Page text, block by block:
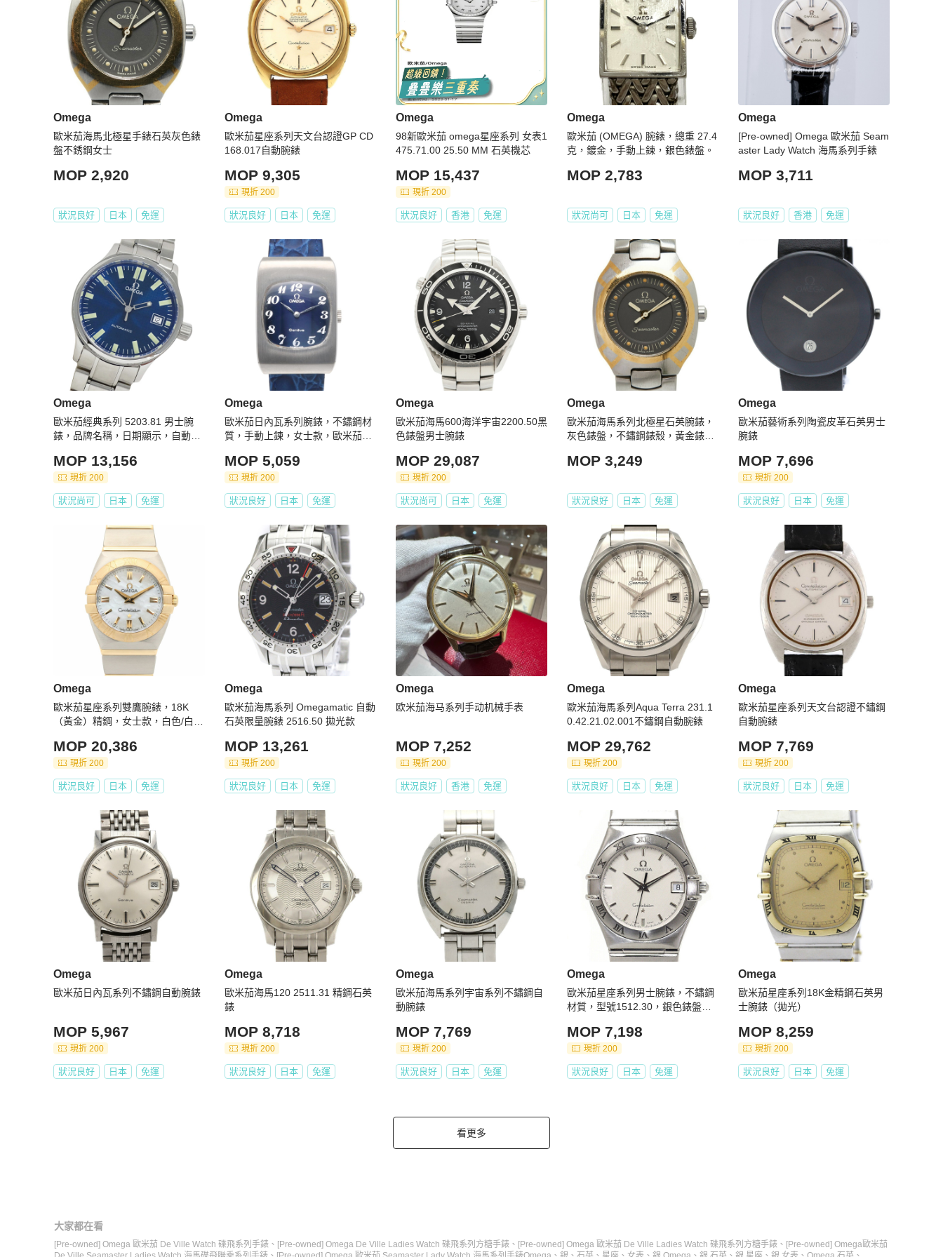
Omega
歐米茄海馬北極星手錶石英灰色錶
盤不銹鋼女士
MOP 2,920
狀況良好 日本 免運
Omega
歐米茄星座系列天文台認證GP CD
168.017自動腕錶
MOP 9,305
現折 200
狀況良好 日本 免運
Omega
98新歐米茄 omega星座系列 女表1
475.71.00 25.50 MM 石英機芯
MOP 15,437
現折 200
狀況良好 香港 免運
Omega
歐米茄 (OMEGA) 腕錶，總重 27.4
克，鍍金，手動上鍊，銀色錶盤。
MOP 2,783
狀況尚可 日本 免運
Omega
[Pre-owned] Omega 歐米茄 Seam
aster Lady Watch 海馬系列手錶
MOP 3,711
狀況良好 香港 免運
Omega
歐米茄經典系列 5203.81 男士腕
錶，品牌名稱，日期顯示，自動上
錶盤
MOP 13,156
現折 200
狀況尚可 日本 免運
Omega
歐米茄日內瓦系列腕錶，不鏽鋼材
質，手動上鍊，女士款，歐米茄，
MOP 5,059
現折 200
狀況良好 日本 免運
Omega
歐米茄海馬600海洋宇宙2200.50黑
色錶盤男士腕錶
MOP 29,087
現折 200
狀況尚可 日本 免運
Omega
歐米茄海馬系列北極星石英腕錶，
灰色錶盤，不鏽鋼錶殼，黃金錶
MOP 3,249
狀況良好 日本 免運
Omega
歐米茄藝術系列陶瓷皮革石英男士
腕錶
MOP 7,696
現折 200
狀況良好 日本 免運
Omega
歐米茄星座系列雙鷹腕錶，18K
（黃金）精鋼，女士款，白色/白色
MOP 20,386
現折 200
狀況良好 日本 免運
Omega
歐米茄海馬系列 Omegamatic 自動
石英限量腕錶 2516.50 拋光款
MOP 13,261
現折 200
狀況良好 日本 免運
Omega
欧米茄海马系列手动机械手表
MOP 7,252
現折 200
狀況良好 香港 免運
Omega
歐米茄海馬系列Aqua Terra 231.1
0.42.21.02.001不鏽鋼自動腕錶
MOP 29,762
現折 200
狀況良好 日本 免運
Omega
歐米茄星座系列天文台認證不鏽鋼
自動腕錶
MOP 7,769
現折 200
狀況良好 日本 免運
Omega
歐米茄日內瓦系列不鏽鋼自動腕錶
MOP 5,967
現折 200
狀況良好 日本 免運
Omega
歐米茄海馬120 2511.31 精鋼石英
錶
MOP 8,718
現折 200
狀況良好 日本 免運
Omega
歐米茄海馬系列宇宙系列不鏽鋼自
動腕錶
MOP 7,769
現折 200
狀況良好 日本 免運
Omega
歐米茄星座系列男士腕錶，不鏽鋼
材質，型號1512.30，銀色錶盤，
MOP 7,198
現折 200
狀況良好 日本 免運
Omega
歐米茄星座系列18K金精鋼石英男
士腕錶（拋光）
MOP 8,259
現折 200
狀況良好 日本 免運
看更多
大家都在看
[Pre-owned] Omega 歐米茄 De Ville Watch 碟飛系列手錶 、 [Pre-owned] Omega De Ville Ladies Watch 碟飛系列方糖手錶 、 [Pre-owned] Omega 歐米茄 De Ville Ladies Watch 碟飛系列方糖手錶 、 [Pre-owned] Omega歐米茄